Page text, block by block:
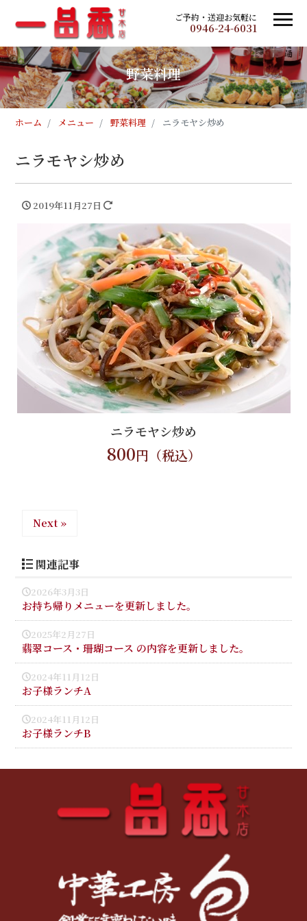
ご予約・送迎お気軽に
0946-24-6031
野菜料理
ホーム メニュー 野菜料理 ニラモヤシ炒め
ニラモヤシ炒め
2019年11月27日
ニラモヤシ炒め
800円（税込）
Next »
関連記事
2026年3月3日
お持ち帰りメニューを更新しました。
2025年2月27日
翡翠コース・珊瑚コース の内容を更新しました。
2024年11月12日
お子様ランチA
2024年11月12日
お子様ランチB